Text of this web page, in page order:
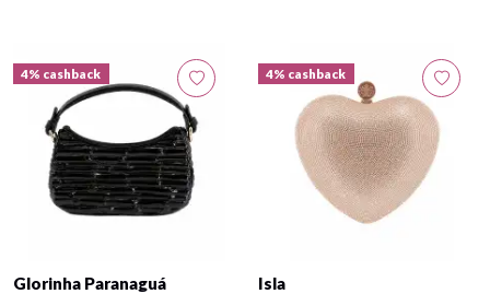
4% cashback
Glorinha Paranaguá
4% cashback
Isla